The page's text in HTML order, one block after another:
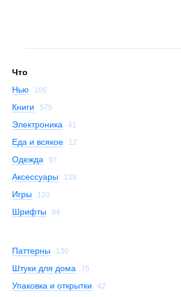
Что
Нью
105
Книги 575
Электроника 41
Еда и всякое 12
Одежда 97
Аксессуары 139
Игры 120
Шрифты 84
Паттерны 130
Штуки для дома 75
Упаковка и открытки 42